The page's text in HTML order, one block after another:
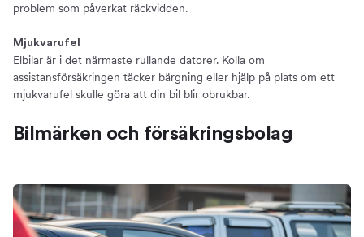
problem som påverkat räckvidden.
Mjukvarufel
Elbilar är i det närmaste rullande datorer. Kolla om
assistansförsäkringen täcker bärgning eller hjälp på plats om ett
mjukvarufel skulle göra att din bil blir obrukbar.
Bilmärken och försäkringsbolag